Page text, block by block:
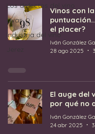
Los defectos del vino
Uvas
Industria del vino
Vinos con
el placer?
Iván González
28 ago 2025
El auge del
por qué no
Iván González
24 abr 2025